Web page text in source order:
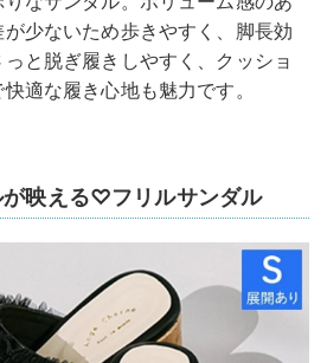
少ないため歩きやすく、脚長効
と脱ぎ履きしやすく、クッショ
適な履き心地も魅力です。
映える♡フリルサンダル